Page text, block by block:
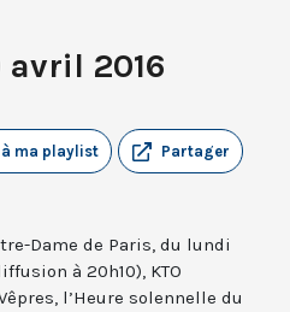
avril 2016
Partager
ma playlist
Dame de Paris, du lundi
à 20h10), KTO
l’Heure solennelle du